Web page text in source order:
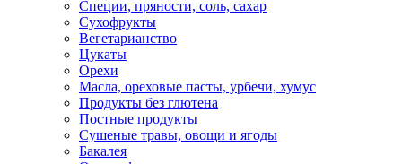
Специи, пряности, соль, сахар
Сухофрукты
Вегетарианство
Цукаты
Орехи
Масла, ореховые пасты, урбечи, хумус
Продукты без глютена
Постные продукты
Сушеные травы, овощи и ягоды
Бакалея